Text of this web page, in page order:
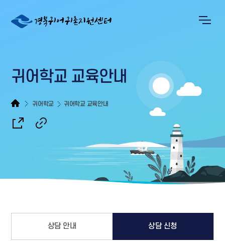
귀어학교 교육안내
귀어학교 귀어학교 교육안내
상담 안내 상담 신청